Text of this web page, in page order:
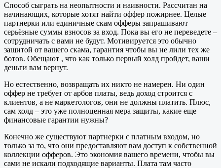
Способ сыграть на неопытности и наивности. Рассчитан на
начинающих, которые хотят найти оффер пожирнее. Целые
партнерки или единичные скам офферы запрашивают
серьёзные суммы взносов за вход. Пока вы его не переведете –
сотрудничать с вами не будут. Мотивируется это обычно
защитой от вашего скама, гарантия чтобы вы не лили тех же
ботов. Обещают , что как только первый холд пройдет, ваши
деньги вам вернут.
Но естественно, возвращать их никто не намерен. Ни один
оффер не требует от арбов платы, ведь доход строится с
клиентов, а не маркетологов, они не должны платить. Плюс,
сам холд – это уже полноценная мера защиты, какие еще
финансовые гарантии нужны?
Конечно же существуют партнерки с платным входом, но
только за то, что они предоставляют вам доступ к собственной
коллекции офферов. Это экономия вашего времени, чтобы вы
сами не искали подходящие варианты. Плата там часто